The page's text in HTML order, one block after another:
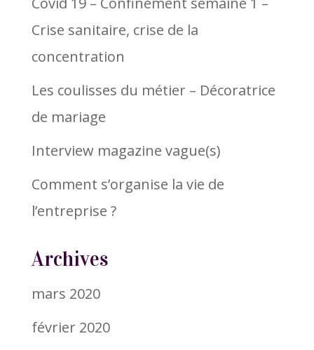
Crise sanitaire, crise de la
concentration
Les coulisses du métier – Décoratrice
de mariage
Interview magazine vague(s)
Comment s’organise la vie de
l’entreprise ?
Archives
mars 2020
février 2020